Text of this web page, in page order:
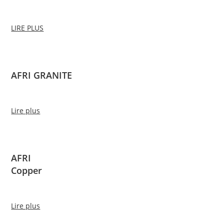
LIRE PLUS
AFRI GRANITE
Lire plus
AFRI
Copper
Lire plus